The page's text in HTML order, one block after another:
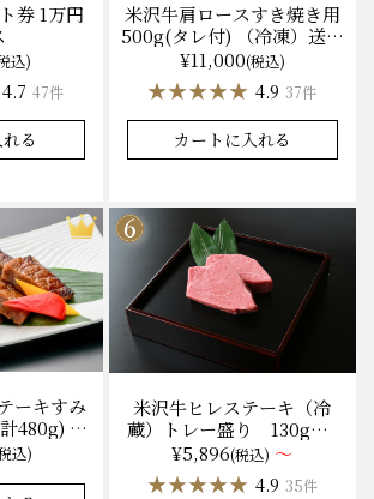
券 1万円
込)
4.7 47件
る
米沢牛肩ロースすき焼き用
500g(タレ付) （冷凍）送料
無料 化粧箱入
¥11,000(税込)
★★★★★
★★★★★ 4.9 37件
カートに入れる
ーキすみ
480g) 木
け/冷蔵
込)
4.9 8件
米沢牛ヒレステーキ（冷
蔵）トレー盛り 130g×1
枚から量り売り
¥5,896(税込) ～
★★★★★
★★★★★ 4.9 35件